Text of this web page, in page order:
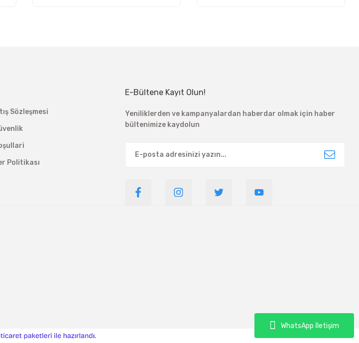
WhatsApp İletişim
Sözleşmesi
Politikası
E-Bültene Kayıt Olun!
Yeniliklerden ve kampanyalardan haberdar olmak için haber
bültenimize kaydolun
e-